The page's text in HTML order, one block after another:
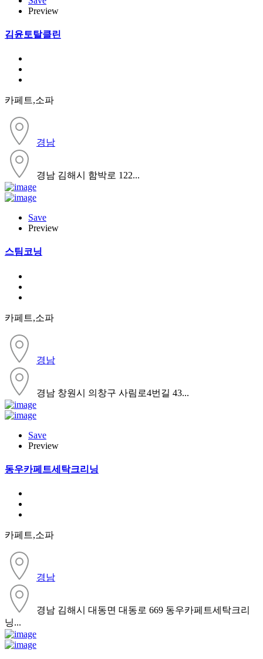
Preview
김윤토탈클린
카페트,소파
경남
경남 김해시 함박로 122...
Save
Preview
스팀코닝
카페트,소파
경남
경남 창원시 의창구 사림로4번길 43...
Save
Preview
동우카페트세탁크리닝
카페트,소파
경남
경남 김해시 대동면 대동로 669 동우카페트세탁크리
닝...